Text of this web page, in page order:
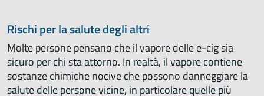
Rischi per la salute degli altri
Molte persone pensano che il vapore delle e-cig sia
sicuro per chi sta attorno. In realtà, il vapore contiene
sostanze chimiche nocive che possono danneggiare la
salute delle persone vicine, in particolare quelle più